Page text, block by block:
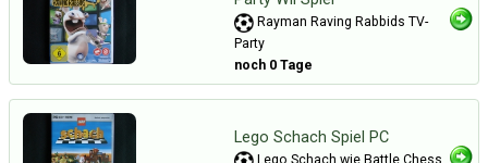
Rayman Raving Rabbids TV-
Party
noch 0 Tage
Lego Schach Spiel PC
Lego Schach wie Battle Chess